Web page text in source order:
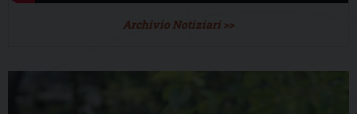
Archivio Notiziari >>